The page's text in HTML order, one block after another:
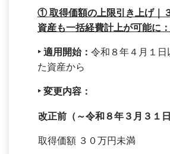
①取得価額の上限引き上げ｜
資産も一括経費計上が可能に：
‣ 適用開始： 令和８年４月１日
た資産から
‣ 変更内容：
改正前（～令和８年３月３１日
取得価額 ３０万円未満